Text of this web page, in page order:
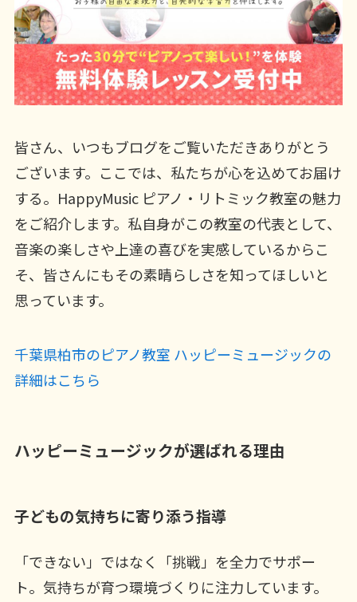
皆さん、いつもブログをご覧いただきありがとう
ございます。ここでは、私たちが心を込めてお届け
する。HappyMusic ピアノ・リトミック教室の魅力
をご紹介します。私自身がこの教室の代表として、
音楽の楽しさや上達の喜びを実感しているからこ
そ、皆さんにもその素晴らしさを知ってほしいと
思っています。
千葉県柏市のピアノ教室 ハッピーミュージックの
詳細はこちら
ハッピーミュージックが選ばれる理由
子どもの気持ちに寄り添う指導
「できない」ではなく「挑戦」を全力でサポー
ト。気持ちが育つ環境づくりに注力しています。